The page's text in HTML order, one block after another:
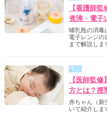
【看護師
煮沸・電子
哺乳瓶の消毒
電子レンジの
まで解説しま
学ぶ
【医師監
方とは？授
赤ちゃん（新
いて紹介しま